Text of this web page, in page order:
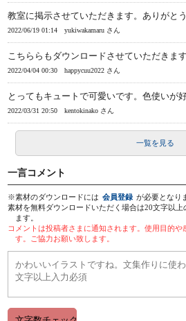
教室に掲示させていただきます。ありがと
2022/06/19 01:14 yukiwakamaru さん
こちららもダウンロードさせていただきま
2022/04/04 00:30 happycuu2022 さん
とってもキュートで可愛いです。色使いが好
2022/03/31 20:50 kentokinako さん
一覧を見る
一言コメント
※素材のダウンロードには 会員登録 が必要となり
素材を無料ダウンロードいただく場合は20文字以
ます。
コメントは投稿者さまに通知されます。使用目的や
す。ご協力お願い致します。